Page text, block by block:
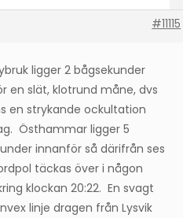
#11115
ligger 2 bågsekunder
en slät, klotrund måne, dvs
en strykande ockultation
Östhammar ligger 5
innanför så därifrån ses
täckas över i någon
klockan 20:22. En svagt
linje dragen från Lysvik